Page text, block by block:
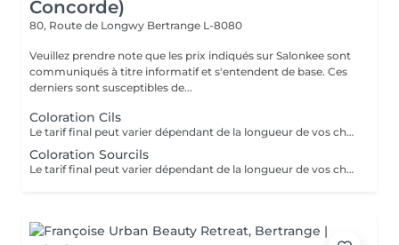
Concorde)
80, Route de Longwy Bertrange L-8080
Veuillez prendre note que les prix indiqués sur Salonkee sont
communiqués à titre informatif et s'entendent de base. Ces
derniers sont susceptibles de...
Coloration Cils
Le tarif final peut varier dépendant de la longueur de vos cheveux ainsi que des soins et produits utilisés.
Coloration Sourcils
Le tarif final peut varier dépendant de la longueur de vos cheveux ainsi que des soins et produits utilisés.